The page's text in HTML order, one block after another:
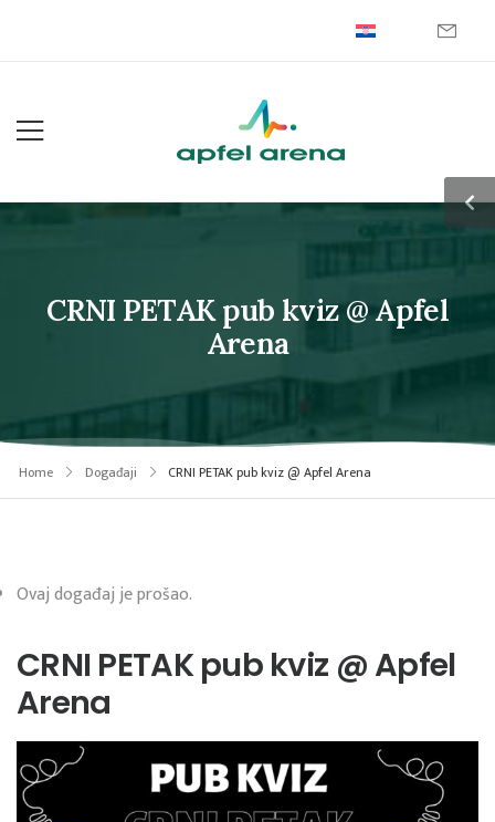
CRNI PETAK pub kviz @ Apfel
Arena
Home Događaji CRNI PETAK pub kviz @ Apfel Arena
Ovaj događaj je prošao.
CRNI PETAK pub kviz @ Apfel
Arena